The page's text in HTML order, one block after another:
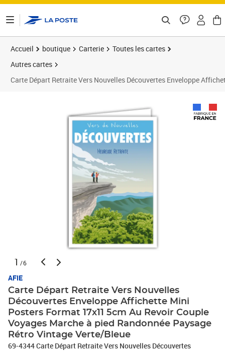
Accueil boutique Carterie
Toutes les cartes
Autres cartes
Carte Départ Retraite Vers Nouvelles Découvertes Enveloppe
1 /6
AFIE
Carte Départ Retraite Vers Nouvelles
Découvertes Enveloppe Affichette Mini
Posters Format 17x11 5cm Au Revoir Couple
Voyages Marche à pied Randonnée Paysage
Rétro Vintage Verte/Bleue
69-4344 Carte Départ Retraite Vers Nouvelles Découvertes